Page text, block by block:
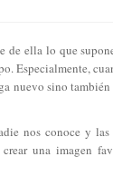
ella lo que
Especialmente,
nuevo sino también
nos conoce y las
una imagen